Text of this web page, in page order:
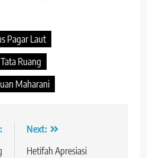
Pagar Laut
Ruang
Maharani
Next:
Hetifah Apresiasi